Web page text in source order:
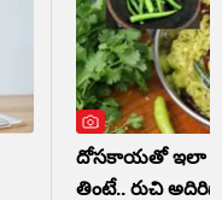
దోసకాయతో ఇలా
తింటే.. రుచి